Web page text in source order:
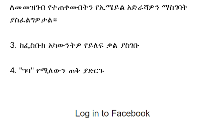
ለመመዝገብ የተጠቀሙበትን የኢሜይል አድራሻዎን ማስገባት
ያስፈልግዎታል።
3. ከፌስቡክ አካውንትዎ የይለፍ ቃል ያስገቡ
4. "ግባ" የሚለውን ጠቅ ያድርጉ